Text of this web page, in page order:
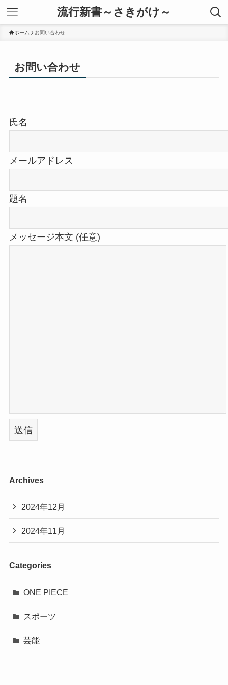
流行新書～さきがけ～
ホーム お問い合わせ
お問い合わせ
氏名
メールアドレス
題名
メッセージ本文 (任意)
Archives
2024年12月
2024年11月
Categories
ONE PIECE
スポーツ
芸能